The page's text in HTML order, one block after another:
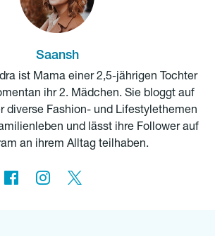
Saansh
ist Mama einer 2,5-jährigen Tochter
ihr 2. Mädchen. Sie bloggt auf
diverse Fashion- und Lifestylethemen
und lässt ihre Follower auf
an ihrem Alltag teilhaben.